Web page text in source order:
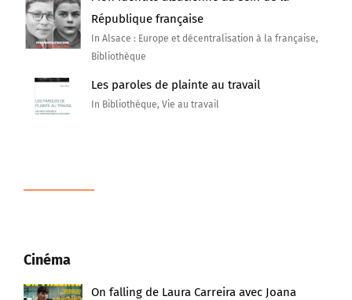
République française
In Alsace : Europe et décentralisation à la française,
Bibliothèque
Les paroles de plainte au travail
In Bibliothèque, Vie au travail
Cinéma
On falling de Laura Carreira avec Joana